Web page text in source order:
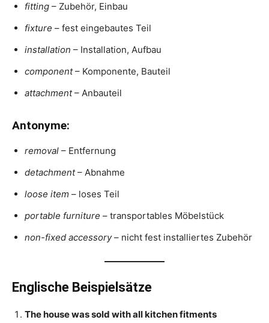
fitting – Zubehör, Einbau
fixture – fest eingebautes Teil
installation – Installation, Aufbau
component– Komponente, Bauteil
attachment– Anbauteil
Antonyme:
removal – Entfernung
detachment– Abnahme
loose item – loses Teil
portable furniture – transportables Möbelstück
non-fixed accessory– nicht fest installiertes Zubehör
Englische Beispielsätze
The house was sold with all kitchen fitments